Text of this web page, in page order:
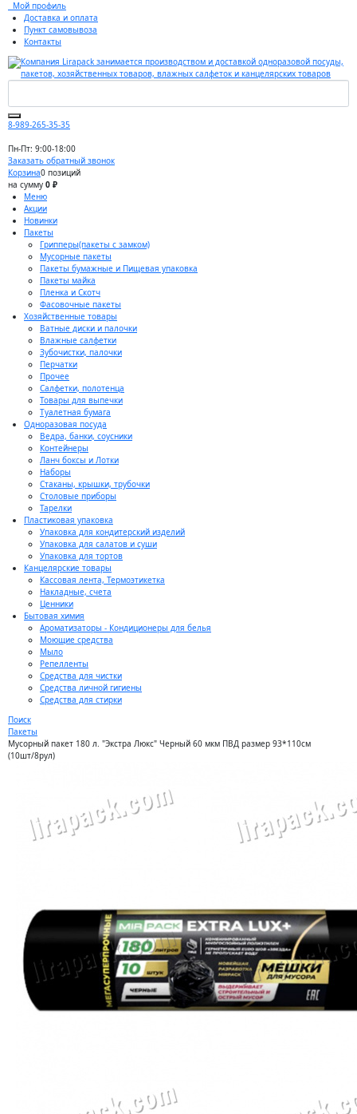
Мой профиль
Доставка и оплата
Пункт самовывоза
Контакты
8-989-265-35-35
Пн-Пт: 9:00-18:00
Заказать обратный звонок
Корзина0 позиций
на сумму 0 ₽
Меню
Акции
Новинки
Пакеты
Грипперы(пакеты с замком)
Мусорные пакеты
Пакеты бумажные и Пищевая упаковка
Пакеты майка
Пленка и Скотч
Фасовочные пакеты
Хозяйственные товары
Ватные диски и палочки
Влажные салфетки
Зубочистки, палочки
Перчатки
Прочее
Салфетки, полотенца
Товары для выпечки
Туалетная бумага
Одноразовая посуда
Ведра, банки, соусники
Контейнеры
Ланч боксы и Лотки
Наборы
Стаканы, крышки, трубочки
Столовые приборы
Тарелки
Пластиковая упаковка
Упаковка для кондитерский изделий
Упаковка для салатов и суши
Упаковка для тортов
Канцелярские товары
Кассовая лента, Термоэтикетка
Накладные, счета
Ценники
Бытовая химия
Ароматизаторы - Кондиционеры для белья
Моющие средства
Мыло
Репелленты
Средства для чистки
Средства личной гигиены
Средства для стирки
Поиск
Пакеты
Мусорный пакет 180 л. "Экстра Люкс" Черный 60 мкм ПВД размер 93*110см
(10шт/8рул)